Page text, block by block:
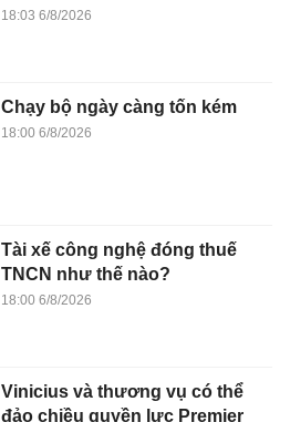
18:03 6/8/2026
Chạy bộ ngày càng tốn kém
18:00 6/8/2026
Tài xế công nghệ đóng thuế
TNCN như thế nào?
18:00 6/8/2026
Vinicius và thương vụ có thể
đảo chiều quyền lực Premier